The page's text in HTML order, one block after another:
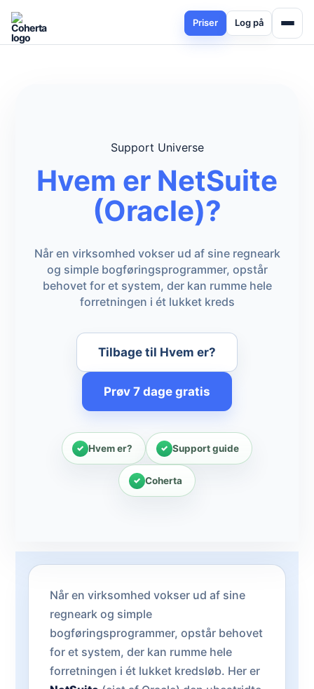
Priser Log på
Support Universe
Hvem er NetSuite
(Oracle)?
Når en virksomhed vokser ud af sine regneark
og simple bogføringsprogrammer, opstår
behovet for et system, der kan rumme hele
forretningen i ét lukket kreds
Tilbage til Hvem er?
Prøv 7 dage gratis
Hvem er? Support guide
Coherta
Når en virksomhed vokser ud af sine
regneark og simple
bogføringsprogrammer, opstår behovet
for et system, der kan rumme hele
forretningen i ét lukket kredsløb. Her er